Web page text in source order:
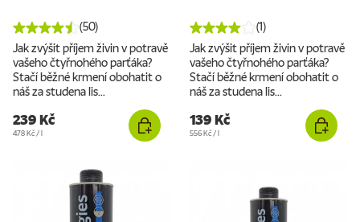
(50)
Jak zvýšit příjem živin v potravě
vašeho čtyřnohého parťáka?
Stačí běžné krmení obohatit o
náš za studena lis...
239 Kč
Cena za jednotku
478 Kč /l
(1)
Jak zvýšit příjem živin v potravě
vašeho čtyřnohého parťáka?
Stačí běžné krmení obohatit o
náš za studena lis...
139 Kč
Cena za jednotku
556 Kč /l